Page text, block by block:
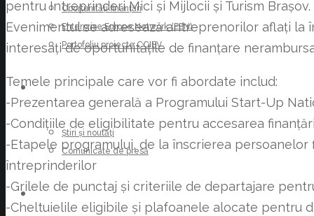
Oportunități finanțări
Enterprise Europe Network (EEN)
Portofoliu proiecte CCIBV
ȘTIRI
Știri și noutăți
Comunicate de presă
CARIERE
pentru Întreprinderi Mici și Mijlocii și Turism Brașov.
Evenimentul se adresează antreprenorilor aflați
interesați de oportunitățile de finanțare
Temele principale care vor fi abordate includ:
-Prezentarea generală a Programului Start-Up
-Condițiile de eligibilitate pentru accesarea
-Etapele programului, de la înscrierea
întreprinderilor
-Grilele de punctaj și criteriile de departajare
-Cheltuielile eligibile și plafoanele alocate pentru